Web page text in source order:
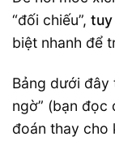
“đối chiếu”, tuy
biệt nhanh để
Bảng dưới đây
ngờ” (bạn đọc
đoán thay cho